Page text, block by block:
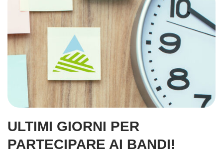
ULTIMI GIORNI PER
PARTECIPARE AI BANDI!